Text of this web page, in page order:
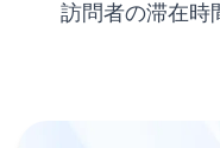
訪問者の滞在時